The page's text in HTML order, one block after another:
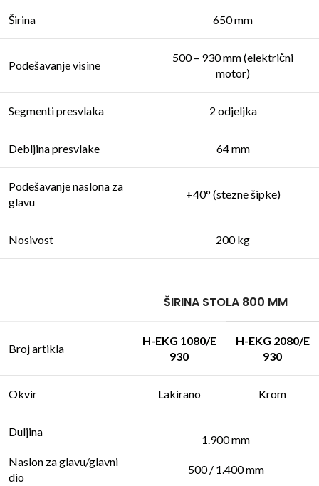
Širina 650 mm
Podešavanje visine
500 – 930 mm (električni
motor)
Segmenti presvlaka 2 odjeljka
Debljina presvlake 64 mm
Podešavanje naslona za
glavu
+40° (stezne šipke)
Nosivost 200 kg
ŠIRINA STOLA 800 MM
Broj artikla
H-EKG 1080/E
930
H-EKG 2080/E
930
Okvir Lakirano Krom
Duljina
Naslon za glavu/glavni
dio
1.900 mm
500 / 1.400 mm